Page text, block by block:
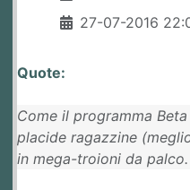
27-07-2016
Quote:
Come il programma
placide ragazzine
in mega-troioni da palco.